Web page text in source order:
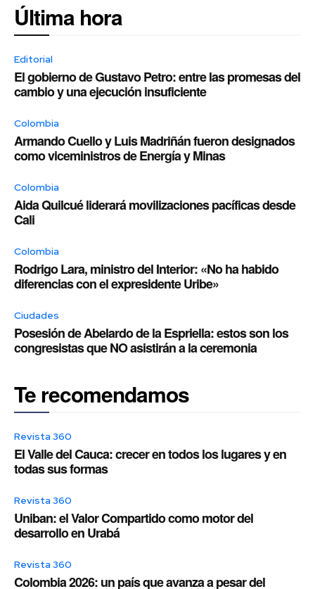
Última hora
Editorial
El gobierno de Gustavo Petro: entre las promesas del
cambio y una ejecución insuficiente
Colombia
Armando Cuello y Luis Madriñán fueron designados
como viceministros de Energía y Minas
Colombia
Aida Quilcué liderará movilizaciones pacíficas desde
Cali
Colombia
Rodrigo Lara, ministro del Interior: «No ha habido
diferencias con el expresidente Uribe»
Ciudades
Posesión de Abelardo de la Espriella: estos son los
congresistas que NO asistirán a la ceremonia
Te recomendamos
Revista 360
El Valle del Cauca: crecer en todos los lugares y en
todas sus formas
Revista 360
Uniban: el Valor Compartido como motor del
desarrollo en Urabá
Revista 360
Colombia 2026: un país que avanza a pesar del